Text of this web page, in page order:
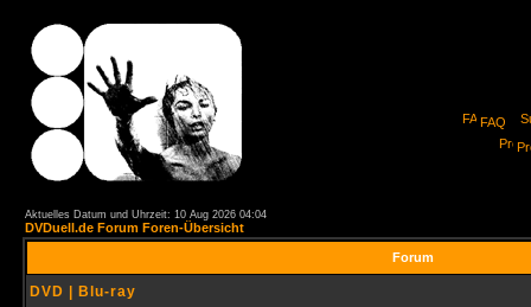
FAQ
Aktuelles Datum und Uhrzeit: 10 Aug 2026 04:04
DVDuell.de Forum Foren-Übersicht
Forum
DVD | Blu-ray